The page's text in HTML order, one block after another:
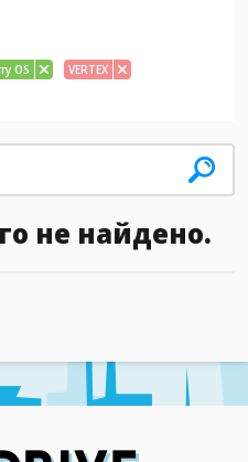
OS
VERTEX
не найдено.